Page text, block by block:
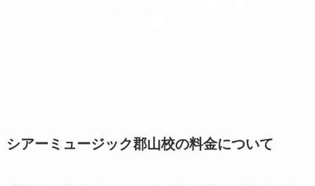
シアーミュージック郡山校の料金について